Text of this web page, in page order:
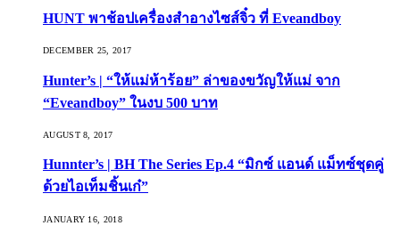
HUNT พาช้อปเครื่องสำอางไซส์จิ๋ว ที่ Eveandboy
DECEMBER 25, 2017
Hunter’s | “ให้แม่ห้าร้อย” ล่าของขวัญให้แม่ จาก
“Eveandboy” ในงบ 500 บาท
AUGUST 8, 2017
Hunnter’s | BH The Series Ep.4 “มิกซ์ แอนด์ แม็ทซ์ชุดคู่
ด้วยไอเท็มชิ้นเก๋”
JANUARY 16, 2018